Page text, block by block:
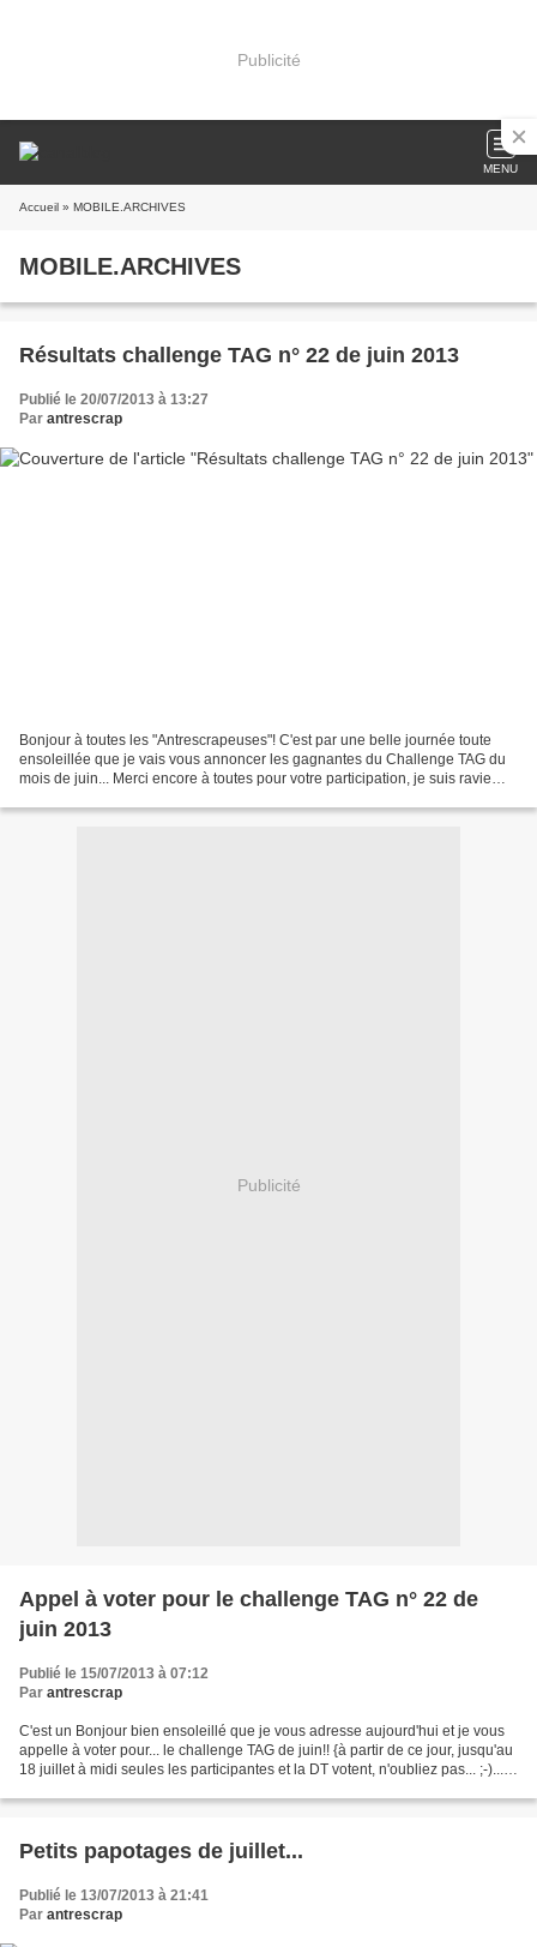
Publicité
MENU
Accueil » MOBILE.ARCHIVES
MOBILE.ARCHIVES
Résultats challenge TAG n° 22 de juin 2013
Publié le 20/07/2013 à 13:27
Par antrescrap
Bonjour à toutes les "Antrescrapeuses"! C'est par une belle journée toute
ensoleillée que je vais vous annoncer les gagnantes du Challenge TAG du
mois de juin... Merci encore à toutes pour votre participation, je suis ravie
Publicité
Appel à voter pour le challenge TAG n° 22 de
juin 2013
Publié le 15/07/2013 à 07:12
Par antrescrap
C'est un Bonjour bien ensoleillé que je vous adresse aujourd'hui et je vous
appelle à voter pour... le challenge TAG de juin!! {à partir de ce jour, jusqu'au
18 juillet à midi seules les participantes et la DT votent, n'oubliez pas... ;-)...}
Petits papotages de juillet...
Publié le 13/07/2013 à 21:41
Par antrescrap